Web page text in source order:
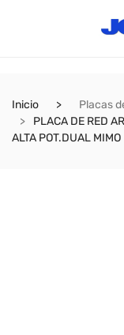
Inicio
Placas
PLACA DE RED
ALTA POT.DUAL MIMO